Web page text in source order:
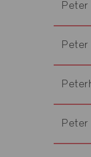
Peter
Peter